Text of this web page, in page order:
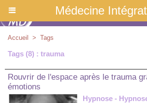
Médecine
Accueil > Tags
Tags (8) : trauma
Rouvrir de l'espace après le trauma
émotions
Hypnose -